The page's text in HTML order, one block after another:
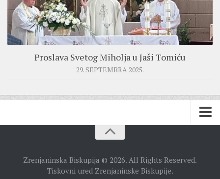
Proslava Svetog Miholja u Jaši Tomiću
29. SEPTEMBRA 2025.
BISKUPSKI ORDINARIJAT
Zrenjaninska Biskupija © 2026. All Rights Reserved.
Tiskovni ured Zrenjaninske Biskupije.